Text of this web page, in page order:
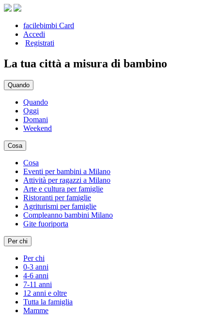
facilebimbi Card
Accedi
Registrati
La tua città a misura di bambino
Quando
Quando
Oggi
Domani
Weekend
Cosa
Cosa
Eventi per bambini a Milano
Attività per ragazzi a Milano
Arte e cultura per famiglie
Ristoranti per famiglie
Agriturismi per famiglie
Compleanno bambini Milano
Gite fuoriporta
Per chi
Per chi
0-3 anni
4-6 anni
7-11 anni
12 anni e oltre
Tutta la famiglia
Mamme